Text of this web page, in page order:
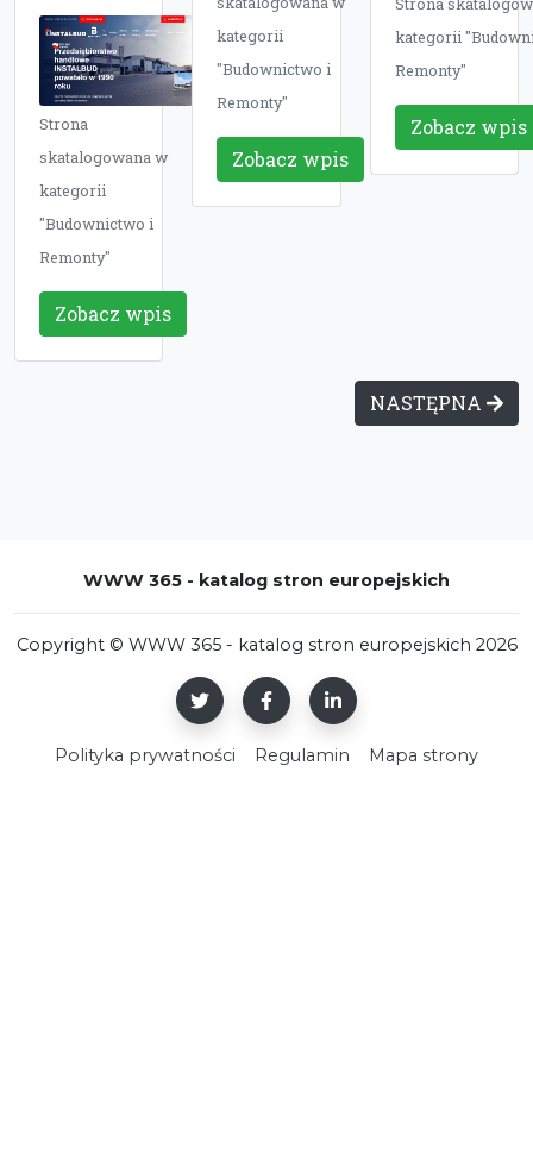
Strona
skatalogowana w
kategorii
"Budownictwo i
Remonty"
Zobacz wpis
kategorii
"Budownictwo i
Remonty"
Zobacz wpis
kategorii
Remonty"
Zobacz wpis
NASTĘPNA
WWW 365 - katalog stron europejskich
Copyright © WWW 365 - katalog stron europejskich 2026
Polityka prywatności Regulamin Mapa strony